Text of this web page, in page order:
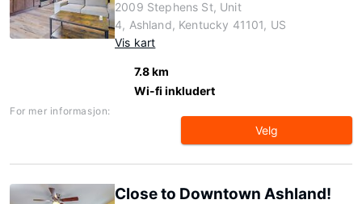
2009 Stephens St, Unit
4, Ashland, Kentucky 41101, US
Vis kart
7.8 km
Wi-fi inkludert
For mer informasjon:
Velg
Close to Downtown Ashland!